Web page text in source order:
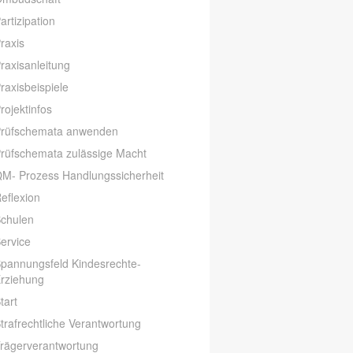
anwenden
zulässige Macht
Prozess Handlungssicherheit
Kindesrechte-
Verantwortung